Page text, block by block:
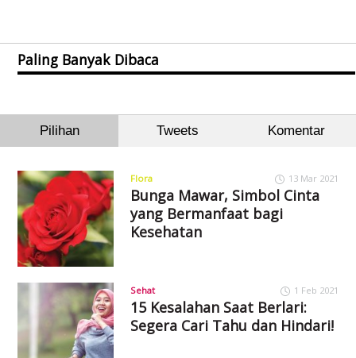
Paling Banyak Dibaca
Pilihan Tweets Komentar
Flora 13 Mar 2021
Bunga Mawar, Simbol Cinta
yang Bermanfaat bagi
Kesehatan
Sehat 1 Feb 2021
15 Kesalahan Saat Berlari:
Segera Cari Tahu dan Hindari!